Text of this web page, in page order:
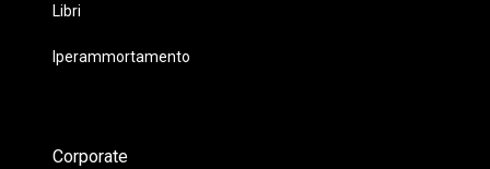
Libri
Iperammortamento
Corporate